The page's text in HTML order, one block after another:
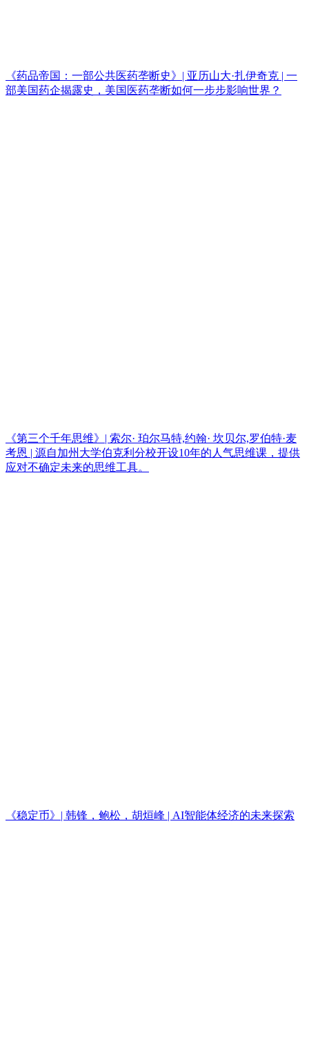
《药品帝国：一部公共医药垄断史》| 亚历山大·扎伊奇克 | 一
部美国药企揭露史，美国医药垄断如何一步步影响世界？
《第三个千年思维》| 索尔· 珀尔马特,约翰· 坎贝尔,罗伯特·麦
考恩 | 源自加州大学伯克利分校开设10年的人气思维课，提供
应对不确定未来的思维工具。
《稳定币》| 韩锋，鲍松，胡烜峰 | AI智能体经济的未来探索